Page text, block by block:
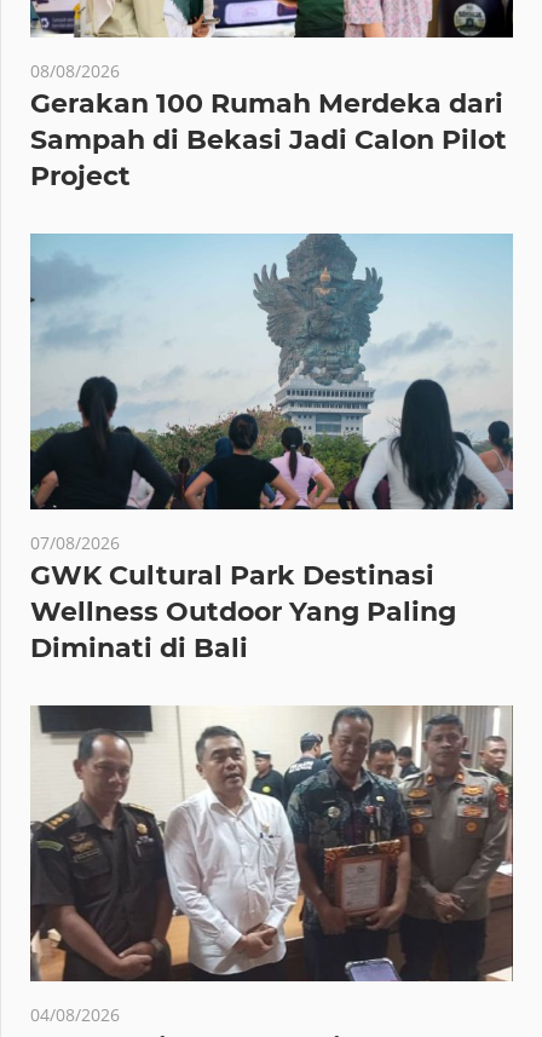
08/08/2026
Gerakan 100 Rumah Merdeka dari
Sampah di Bekasi Jadi Calon Pilot
Project
07/08/2026
GWK Cultural Park Destinasi
Wellness Outdoor Yang Paling
Diminati di Bali
04/08/2026